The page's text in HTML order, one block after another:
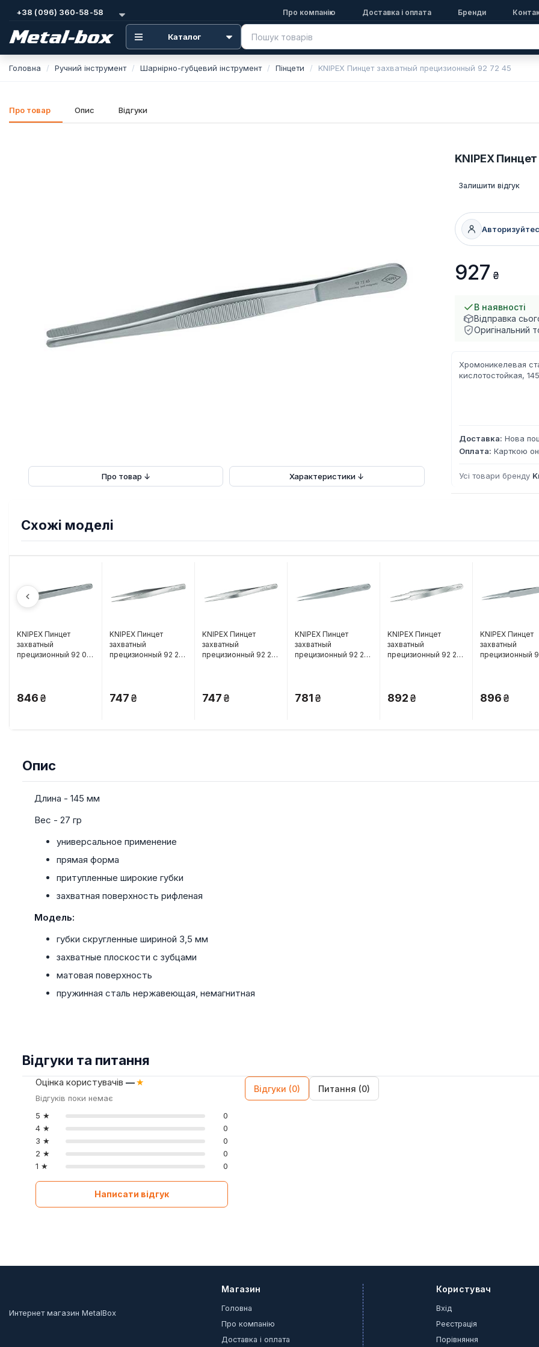
+38 (096) 360-58-58 Про компанію Доставка і оплата Бренди
Каталог
Головна Ручний інструмент Шарнірно-губцевий інструмент Пінцети KNIPEX Пинцет захватный прецизионный 92 72 45
Про товар Опис Відгуки
Про товар ↓ Характеристики ↓
KNIPEX
Залишити відгук
927
В наявності
Відправка
Оригінальний
Хромоникелевая
кислотостойкая,
Доставка: Нова
Оплата: Карткою
Усі товари бренду
Схожі моделі
KNIPEX Пинцет
захватный
прецизионный 92 02
846
KNIPEX Пинцет
захватный
прецизионный 92 22
747
KNIPEX Пинцет
захватный
прецизионный 92 22
747
KNIPEX Пинцет
захватный
прецизионный 92 22
781
KNIPEX Пинцет
захватный
прецизионный 92 22
892
KNIPEX Пинцет
захватный
прецизионный
896
Опис
Длина - 145 мм
Вес - 27 гр
универсальное применение
прямая форма
притупленные широкие губки
захватная поверхность рифленая
Модель:
губки скругленные шириной 3,5 мм
захватные плоскости с зубцами
матовая поверхность
пружинная сталь нержавеющая, немагнитная
Відгуки та питання
Оцінка користувачів —★
Відгуків поки немає
5 ★
0
4 ★
0
3 ★
0
2 ★
0
1 ★
0
Написати відгук
Відгуки (0) Питання (0)
Интернет магазин MetalBox
Магазин
Головна
Про компанію
Доставка і оплата
Користувач
Вхід
Реєстрація
Порівняння